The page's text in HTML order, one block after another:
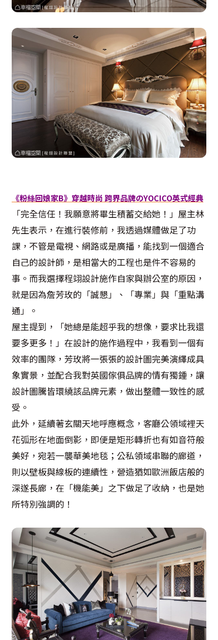
《粉絲回娘家B》穿越時尚 跨界品牌のYOCICO英式經典
「完全信任！我願意將畢生積蓄交給她！」屋主林
先生表示，在進行裝修前，我透過媒體做足了功
課，不管是電視、網路或是廣播，能找到一個適合
自己的設計師，是相當大的工程也是件不容易的
事。而我選擇程翊設計施作自家與辦公室的原因，
就是因為詹芳玫的「誠懇」、「專業」與「重點溝
通」。
屋主提到，「她總是能超乎我的想像，要求比我還
要多更多！」在設計的施作過程中，我看到一個有
效率的團隊，芳玫將一張張的設計圖完美演繹成具
象實景，並配合我對英國傢俱品牌的情有獨鍾，讓
設計圖騰皆環繞該品牌元素，做出整體一致性的感
受。
此外，延續著玄關天地呼應概念，客廳公領域裡天
花弧形在地面倒影，即便是矩形轉折也有如音符般
美好，宛若一襲華美地毯；公私領域串聯的廊道，
則以壁板與線板的連續性，營造猶如歐洲飯店般的
深遂長廊，在「機能美」之下做足了收納，也是她
所特別強調的！